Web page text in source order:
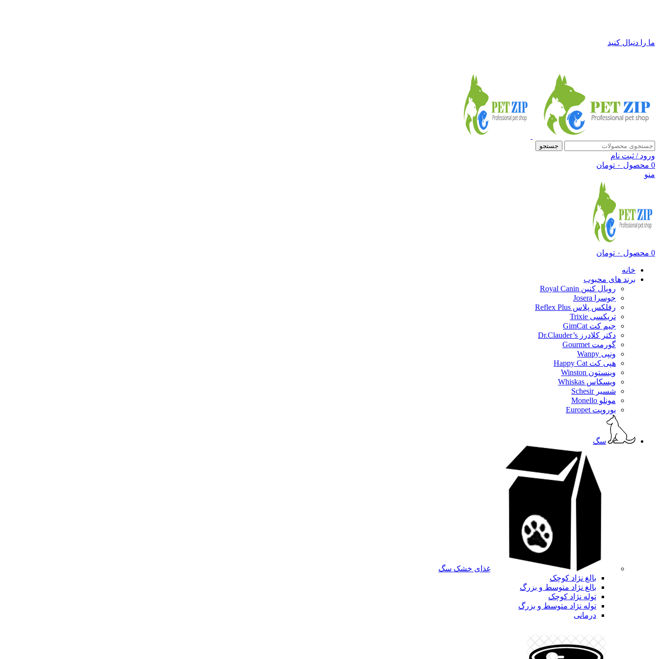
ما را دنبال کنید
جستجو
ورود / ثبت نام
0 محصول ۰ تومان
منو
0 محصول ۰ تومان
خانه
برند های محبوب
رویال کنین Royal Canin
جوسرا Josera
رفلکس پلاس Reflex Plus
تریکسی Trixie
جیم کت GimCat
دکتر کلادرز Dr.Clauder’s
گورمت Gourmet
ونپی Wanpy
هپی کت Happy Cat
وینستون Winston
ویسکاس Whiskas
شسیر Schesir
مونلو Monello
یوروپت Europet
سگ
غذای خشک سگ
بالغ نژاد کوچک
بالغ نژاد متوسط و بزرگ
توله نژاد کوچک
توله نژاد متوسط و بزرگ
درمانی